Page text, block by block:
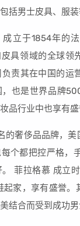
括男士皮具、服装
立于1854年的
具领域的全球领
责其在中国的运
，也是世界品牌
品行业中也享有盛
的奢侈品品牌，
个都把控严格，
菲拉格慕 成立
起家，享有盛誉。
结合而受到成功男